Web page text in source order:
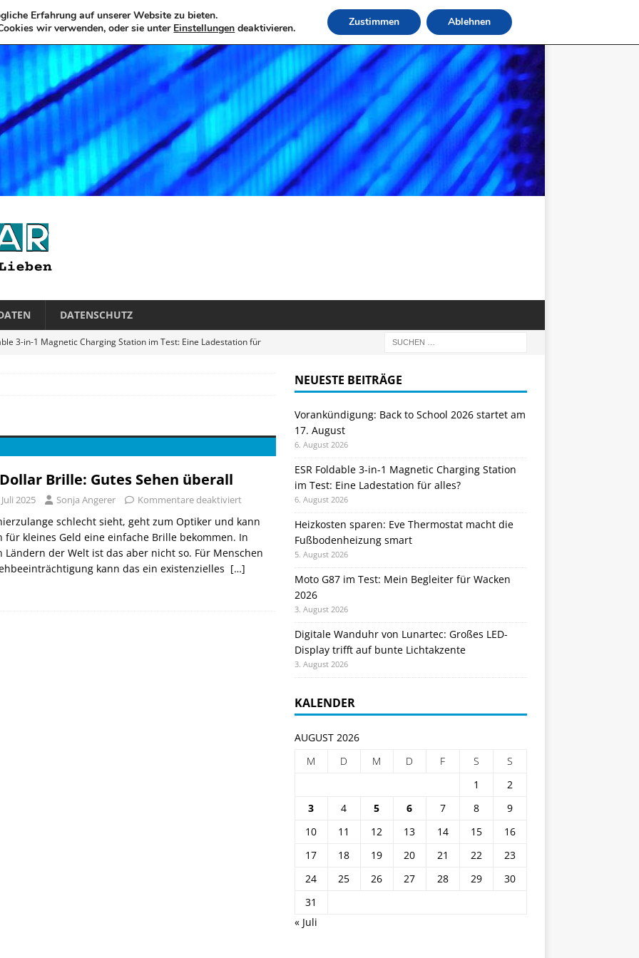
DATENSCHUTZ
3-in-1 Magnetic Charging Station im Test: Eine Ladestation für
im Test: Mein Begleiter für Wacken 2026
TELEFON
Brille: Gutes Sehen überall
2025 Sonja Angerer Kommentare deaktiviert
schlecht sieht, geht zum Optiker und kann
für kleines Geld eine einfache Brille bekommen. In
Ländern der Welt ist das aber nicht so. Für Menschen
kann das ein existenzielles […]
NEUESTE BEITRÄGE
Vorankündigung: Back to School 2026 startet am
17. August
6. August 2026
ESR Foldable 3-in-1 Magnetic Charging Station
im Test: Eine Ladestation für alles?
6. August 2026
Heizkosten sparen: Eve Thermostat macht die
Fußbodenheizung smart
5. August 2026
Moto G87 im Test: Mein Begleiter für Wacken
2026
3. August 2026
Digitale Wanduhr von Lunartec: Großes LED-
Display trifft auf bunte Lichtakzente
3. August 2026
KALENDER
AUGUST 2026
M
D M D F S
S
1
2
3
4 5 6 7 8
9
10
11 12 13 14 15
16
17
18 19 20 21 22
23
24
25 26 27 28 29
30
31
« Juli
Erfahrung auf unserer Website zu bieten.
wir verwenden, oder sie unter Einstellungen deaktivieren. Zustimmen Ablehnen